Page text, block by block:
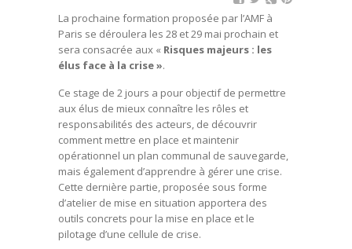
La prochaine formation proposée par l’AMF à
Paris se déroulera les 28 et 29 mai prochain et
sera consacrée aux « Risques majeurs : les
élus face à la crise ».
Ce stage de 2 jours a pour objectif de permettre
aux élus de mieux connaître les rôles et
responsabilités des acteurs, de découvrir
comment mettre en place et maintenir
opérationnel un plan communal de sauvegarde,
mais également d’apprendre à gérer une crise.
Cette dernière partie, proposée sous forme
d’atelier de mise en situation apportera des
outils concrets pour la mise en place et le
pilotage d’une cellule de crise.